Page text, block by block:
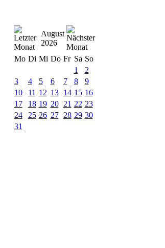
August
2026
Mo Di Mi Do Fr Sa So
1
2
3
4 5 6 7 8
9
10
11 12 13 14 15 16
17
18 19 20 21 22 23
24
25 26 27 28 29 30
31